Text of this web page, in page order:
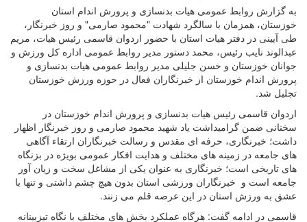
به گزارش روابط عمومی هیات بدنسازی و پرورش اندام استان
خوزستان، همزمان با سالگرد شهادت "محمود صارمی" و روز خبرنگار،
طی آیینی در دفتر هیات استان با حضور اردوان قاسمی رئیس هیات، مریم
عبدالوند نایب رئیس، محمد دستور مدیر روابط عمومی اداره کل ورزش و
جوانان خوزستان و حسن جلیلی مدیر روابط عمومی هیات بدنسازی و
پرورش اندام خوزستان از خبرنگاران فعال در حوزه ورزش خوزستان
تجلیل شد.
اردوان قاسمی رئیس هیات بدنسازی و پرورش اندام خوزستان در
سخنانی ضمن گرامیداشت یاد شهید محمود صارمی و روز خبرنگار اظهار
داشت؛ خبرنگاری، حرفه ای مقدس و رسالت خبرنگاران ارتقاء آگاهی
های جامعه در زمینه های مختلف و هدایت افکار عمومی بویژه در بزنگاه
های تاریخی است؛ خبرنگاری به عنوان یکی از مشاغل سخت و زیان آور
جامعه است و خبرنگاران ورزشی استان بدون هیچ چشم داشتی و تنها با
عشق به ورزش استان در این عرصه قلم می زنند.
قاسمی در ادامه گفت: هرگاه عملکرد بخش های مختلف با نگاه تیزبینانه